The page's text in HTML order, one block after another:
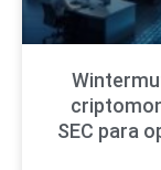
SEC para